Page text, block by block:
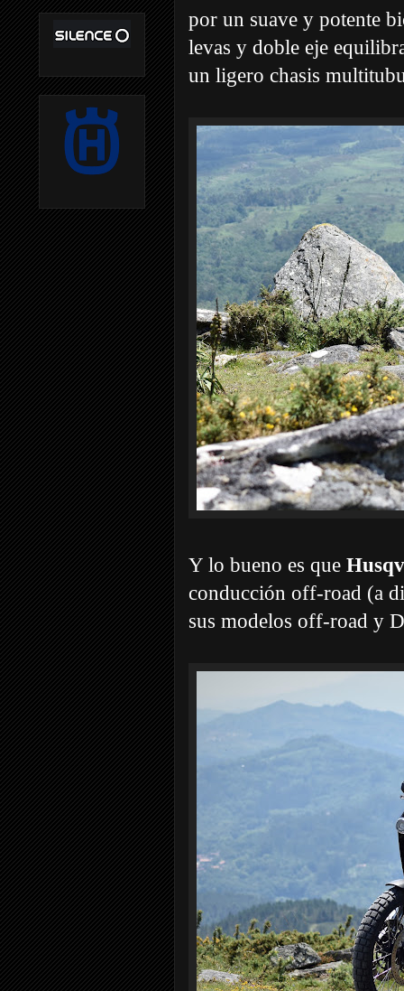
por un suave y potente
levas y doble eje
un ligero chasis
Y lo bueno es que
conducción off-road (a
sus modelos off-road y